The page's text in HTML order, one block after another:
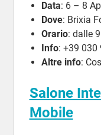
Data: 6 – 8
Dove: Brixia
Orario: dalle
Info: +39 030
Altre info:
Salone
Mobile